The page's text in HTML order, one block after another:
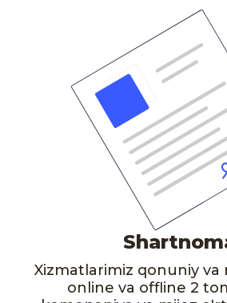
Xizmatlarimiz qonuniy va
online va offline 2